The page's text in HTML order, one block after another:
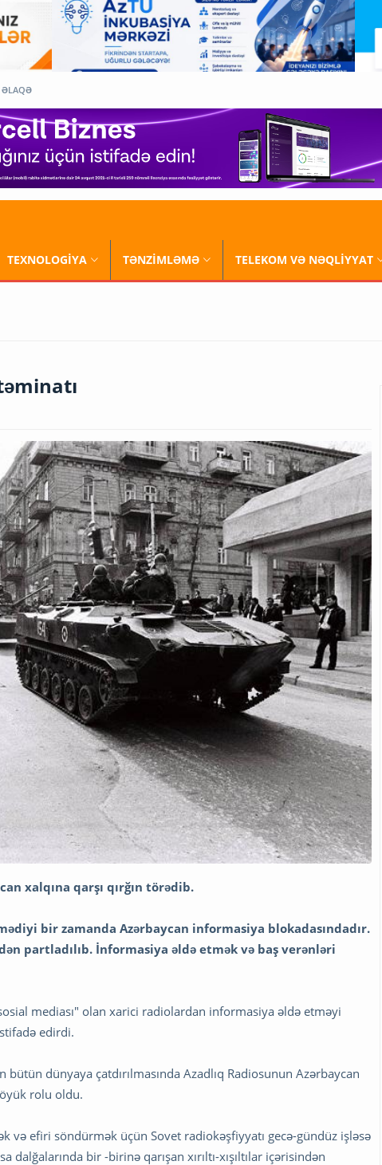
ƏLAQƏ
TEXNOLOGİYA TƏNZİMLƏMƏ TELEKOM VƏ NƏQLİYYAT
xalqına qarşı qırğın törədib.
bir zamanda Azərbaycan informasiya blokadasındadır.
partladılıb. İnformasiya əldə etmək və baş verənləri
mediası" olan xarici radiolardan informasiya əldə etməyi
edirdi.
dünyaya çatdırılmasında Azadlıq Radiosunun Azərbaycan
rolu oldu.
və efiri söndürmək üçün Sovet radiokəşfiyyatı gecə-gündüz işləsə
dalğalarında bir -birinə qarışan xırıltı-xışıltılar içərisindən